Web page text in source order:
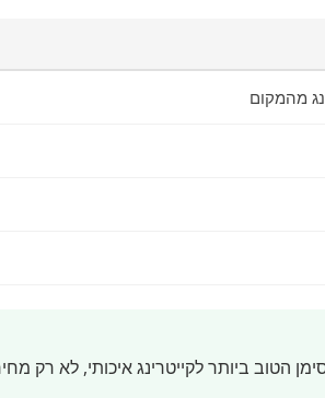
מהמקום
הטוב ביותר לקייטרינג איכותי, לא רק